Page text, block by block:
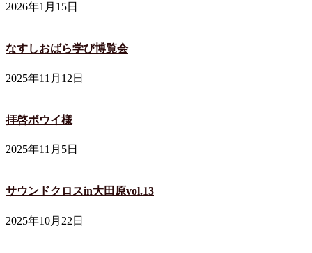
2026年1月15日
なすしおばら学び博覧会
2025年11月12日
拝啓ボウイ様
2025年11月5日
サウンドクロスin大田原vol.13
2025年10月22日